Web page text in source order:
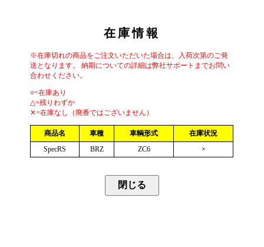
在庫情報
※在庫切れの商品をご注文いただいた場合は、入荷次第のご発
送となります。 納期についての詳細は弊社サポートまでお問い
合わせください。
○=在庫あり
△=残りわずか
✕=在庫なし（廃番ではございません）
商品名 車種 車輌形式
在庫状況
SpecRS
BRZ ZC6 ×